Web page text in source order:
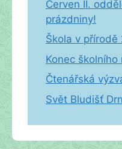
Červen II.
prázdniny!
Škola v přírodě
Konec školního
Čtenářská
Svět Bludišť